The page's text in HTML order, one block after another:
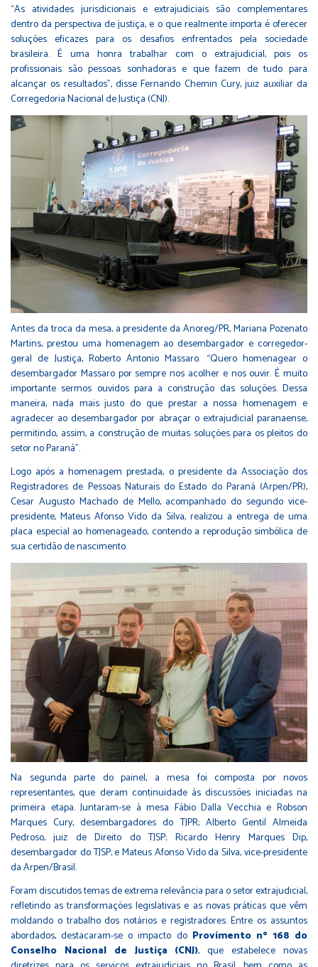
“As atividades jurisdicionais e extrajudiciais são complementares
dentro da perspectiva de justiça, e o que realmente importa é oferecer
soluções eficazes para os desafios enfrentados pela sociedade
brasileira. É uma honra trabalhar com o extrajudicial, pois os
profissionais são pessoas sonhadoras e que fazem de tudo para
alcançar os resultados”, disse Fernando Chemin Cury, juiz auxiliar da
Corregedoria Nacional de Justiça (CNJ).
Antes da troca da mesa, a presidente da Anoreg/PR, Mariana Pozenato
Martins, prestou uma homenagem ao desembargador e corregedor-
geral de Justiça, Roberto Antonio Massaro. “Quero homenagear o
desembargador Massaro por sempre nos acolher e nos ouvir. É muito
importante sermos ouvidos para a construção das soluções. Dessa
maneira, nada mais justo do que prestar a nossa homenagem e
agradecer ao desembargador por abraçar o extrajudicial paranaense,
permitindo, assim, a construção de muitas soluções para os pleitos do
setor no Paraná”.
Logo após a homenagem prestada, o presidente da Associação dos
Registradores de Pessoas Naturais do Estado do Paraná (Arpen/PR),
Cesar Augusto Machado de Mello, acompanhado do segundo vice-
presidente, Mateus Afonso Vido da Silva, realizou a entrega de uma
placa especial ao homenageado, contendo a reprodução simbólica de
sua certidão de nascimento.
Na segunda parte do painel, a mesa foi composta por novos
representantes, que deram continuidade às discussões iniciadas na
primeira etapa. Juntaram-se à mesa Fábio Dalla Vecchia e Robson
Marques Cury, desembargadores do TJPR; Alberto Gentil Almeida
Pedroso, juiz de Direito do TJSP; Ricardo Henry Marques Dip,
desembargador do TJSP; e Mateus Afonso Vido da Silva, vice-presidente
da Arpen/Brasil.
Foram discutidos temas de extrema relevância para o setor extrajudicial,
refletindo as transformações legislativas e as novas práticas que vêm
moldando o trabalho dos notários e registradores. Entre os assuntos
abordados, destacaram-se o impacto do Provimento nº 168 do
Conselho Nacional de Justiça (CNJ), que estabelece novas